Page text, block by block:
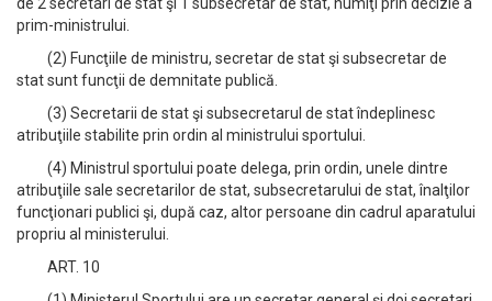
prim-ministrului.
(2) Funcţiile de ministru, secretar de stat şi subsecretar de
stat sunt funcţii de demnitate publică.
(3) Secretarii de stat şi subsecretarul de stat îndeplinesc
atribuţiile stabilite prin ordin al ministrului sportului.
(4) Ministrul sportului poate delega, prin ordin, unele dintre
atribuţiile sale secretarilor de stat, subsecretarului de stat, înalţilor
funcţionari publici şi, după caz, altor persoane din cadrul aparatului
propriu al ministerului.
ART. 10